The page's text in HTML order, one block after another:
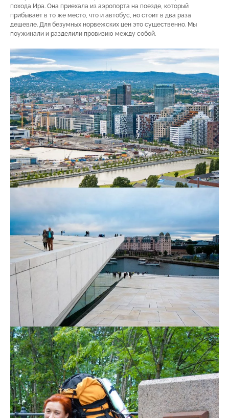
похода Ира. Она приехала из аэропорта на поезде, который
прибывает в то же место, что и автобус, но стоит в два раза
дешевле. Для безумных норвежских цен это существенно. Мы
поужинали и разделили провизию между собой.